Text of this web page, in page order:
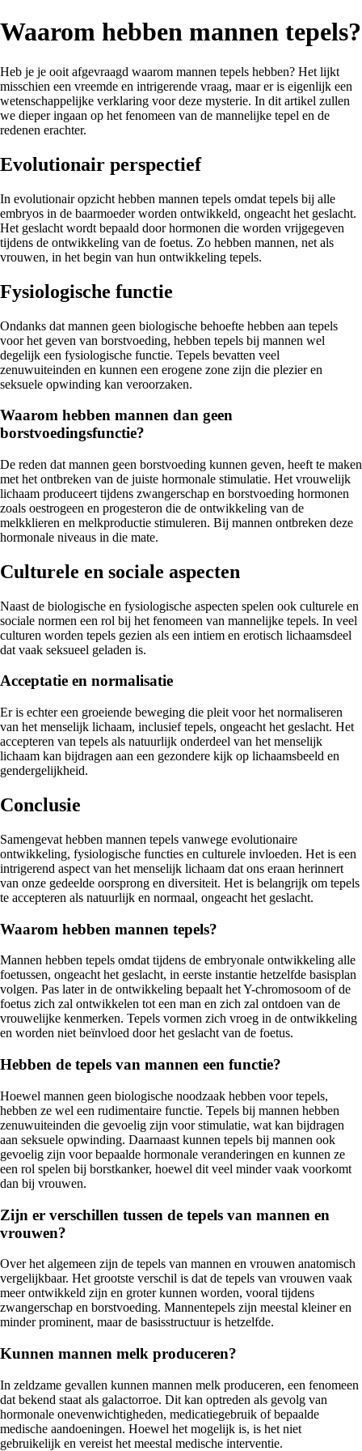
Waarom hebben mannen tepels?
Heb je je ooit afgevraagd waarom mannen tepels hebben? Het lijkt
misschien een vreemde en intrigerende vraag, maar er is eigenlijk een
wetenschappelijke verklaring voor deze mysterie. In dit artikel zullen
we dieper ingaan op het fenomeen van de mannelijke tepel en de
redenen erachter.
Evolutionair perspectief
In evolutionair opzicht hebben mannen tepels omdat tepels bij alle
embryos in de baarmoeder worden ontwikkeld, ongeacht het geslacht.
Het geslacht wordt bepaald door hormonen die worden vrijgegeven
tijdens de ontwikkeling van de foetus. Zo hebben mannen, net als
vrouwen, in het begin van hun ontwikkeling tepels.
Fysiologische functie
Ondanks dat mannen geen biologische behoefte hebben aan tepels
voor het geven van borstvoeding, hebben tepels bij mannen wel
degelijk een fysiologische functie. Tepels bevatten veel
zenuwuiteinden en kunnen een erogene zone zijn die plezier en
seksuele opwinding kan veroorzaken.
Waarom hebben mannen dan geen
borstvoedingsfunctie?
De reden dat mannen geen borstvoeding kunnen geven, heeft te maken
met het ontbreken van de juiste hormonale stimulatie. Het vrouwelijk
lichaam produceert tijdens zwangerschap en borstvoeding hormonen
zoals oestrogeen en progesteron die de ontwikkeling van de
melkklieren en melkproductie stimuleren. Bij mannen ontbreken deze
hormonale niveaus in die mate.
Culturele en sociale aspecten
Naast de biologische en fysiologische aspecten spelen ook culturele en
sociale normen een rol bij het fenomeen van mannelijke tepels. In veel
culturen worden tepels gezien als een intiem en erotisch lichaamsdeel
dat vaak seksueel geladen is.
Acceptatie en normalisatie
Er is echter een groeiende beweging die pleit voor het normaliseren
van het menselijk lichaam, inclusief tepels, ongeacht het geslacht. Het
accepteren van tepels als natuurlijk onderdeel van het menselijk
lichaam kan bijdragen aan een gezondere kijk op lichaamsbeeld en
gendergelijkheid.
Conclusie
Samengevat hebben mannen tepels vanwege evolutionaire
ontwikkeling, fysiologische functies en culturele invloeden. Het is een
intrigerend aspect van het menselijk lichaam dat ons eraan herinnert
van onze gedeelde oorsprong en diversiteit. Het is belangrijk om tepels
te accepteren als natuurlijk en normaal, ongeacht het geslacht.
Waarom hebben mannen tepels?
Mannen hebben tepels omdat tijdens de embryonale ontwikkeling alle
foetussen, ongeacht het geslacht, in eerste instantie hetzelfde basisplan
volgen. Pas later in de ontwikkeling bepaalt het Y-chromosoom of de
foetus zich zal ontwikkelen tot een man en zich zal ontdoen van de
vrouwelijke kenmerken. Tepels vormen zich vroeg in de ontwikkeling
en worden niet beïnvloed door het geslacht van de foetus.
Hebben de tepels van mannen een functie?
Hoewel mannen geen biologische noodzaak hebben voor tepels,
hebben ze wel een rudimentaire functie. Tepels bij mannen hebben
zenuwuiteinden die gevoelig zijn voor stimulatie, wat kan bijdragen
aan seksuele opwinding. Daarnaast kunnen tepels bij mannen ook
gevoelig zijn voor bepaalde hormonale veranderingen en kunnen ze
een rol spelen bij borstkanker, hoewel dit veel minder vaak voorkomt
dan bij vrouwen.
Zijn er verschillen tussen de tepels van mannen en
vrouwen?
Over het algemeen zijn de tepels van mannen en vrouwen anatomisch
vergelijkbaar. Het grootste verschil is dat de tepels van vrouwen vaak
meer ontwikkeld zijn en groter kunnen worden, vooral tijdens
zwangerschap en borstvoeding. Mannentepels zijn meestal kleiner en
minder prominent, maar de basisstructuur is hetzelfde.
Kunnen mannen melk produceren?
In zeldzame gevallen kunnen mannen melk produceren, een fenomeen
dat bekend staat als galactorroe. Dit kan optreden als gevolg van
hormonale onevenwichtigheden, medicatiegebruik of bepaalde
medische aandoeningen. Hoewel het mogelijk is, is het niet
gebruikelijk en vereist het meestal medische interventie.